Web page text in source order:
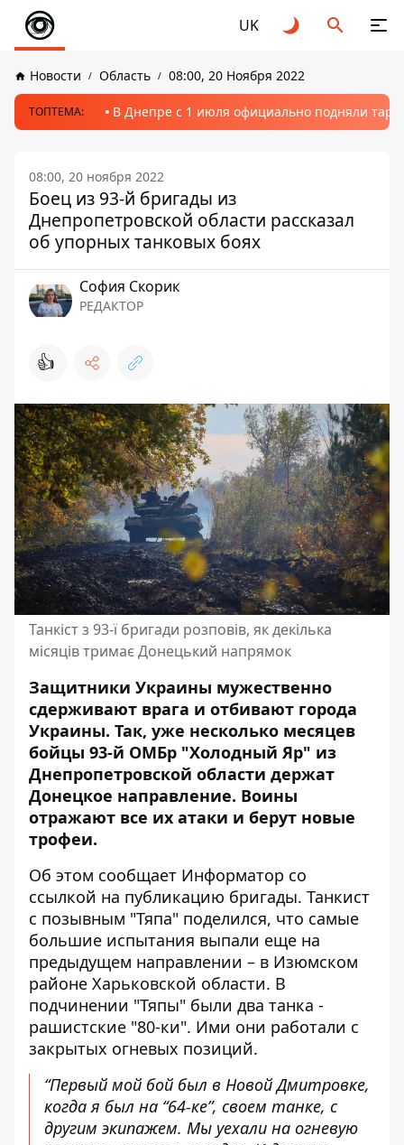
UK
Новости Область 08:00, 20 Ноября 2022
ТОПТЕМА: В Днепре с 1 июля официально подняли
08:00, 20 ноября 2022
Боец из 93-й бригады из
Днепропетровской области рассказал
об упорных танковых боях
София Скорик
РЕДАКТОР
👍
Танкіст з 93-ї бригади розповів, як декілька
місяців тримає Донецький напрямок
Защитники Украины мужественно
сдерживают врага и отбивают города
Украины. Так, уже несколько месяцев
бойцы 93-й ОМБр "Холодный Яр" из
Днепропетровской области держат
Донецкое направление. Воины
отражают все их атаки и берут новые
трофеи.
Об этом сообщает Информатор со
ссылкой на публикацию бригады. Танкист
с позывным "Тяпа" поделился, что самые
большие испытания выпали еще на
предыдущем направлении – в Изюмском
районе Харьковской области. В
подчинении "Тяпы" были два танка -
рашистские "80-ки". Ими они работали с
закрытых огневых позиций.
“Первый мой бой был в Новой Дмитровке,
когда я был на “64-ке”, своем танке, с
другим экипажем. Мы уехали на огневую